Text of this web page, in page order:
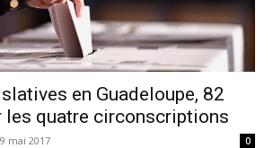
en Guadeloupe, 82
les quatre circonscriptions
mai 2017 0